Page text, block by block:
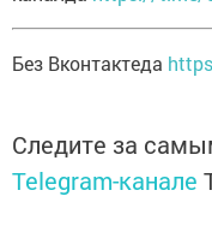
Без Вконтактеда
Следите за
Telegram-канале